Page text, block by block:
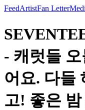
FeedArtistFan Letter
- 캐럿들
어요. 다들
고! 좋은